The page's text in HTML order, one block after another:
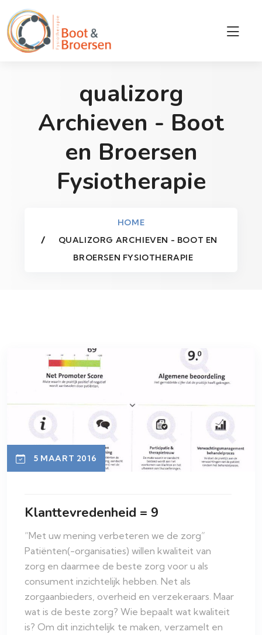
qualizorg
Archieven - Boot
en Broersen
Fysiotherapie
HOME
QUALIZORG ARCHIEVEN - BOOT EN
BROERSEN FYSIOTHERAPIE
5 MAART 2016
Klanttevredenheid = 9
“Met uw mening verbeteren we de zorg”
Patiënten(-organisaties) willen kwaliteit van
zorg en daarmee de beste zorg voor u als
consument inzichtelijk hebben. Net als
zorgaanbieders, overheid en verzekeraars. Maar
wat is de beste zorg? Wie bepaalt wat kwaliteit
is? Om dit inzichtelijk te maken, verzamelt en